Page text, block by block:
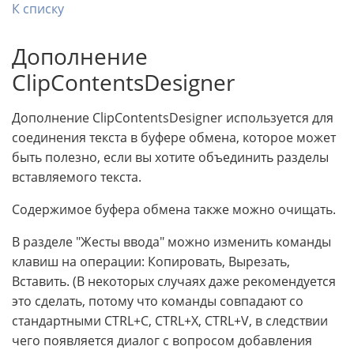
К списку
Дополнение
ClipContentsDesigner
Дополнение ClipContentsDesigner используется для
соединения текста в буфере обмена, которое может
быть полезно, если вы хотите объединить разделы
вставляемого текста.
Содержимое буфера обмена также можно очищать.
В разделе "Жесты ввода" можно изменить команды
клавиш на операции: Копировать, Вырезать,
Вставить. (В некоторых случаях даже рекомендуется
это сделать, потому что команды совпадают со
стандартными CTRL+C, CTRL+X, CTRL+V, в следствии
чего появляется диалог с вопросом добавления